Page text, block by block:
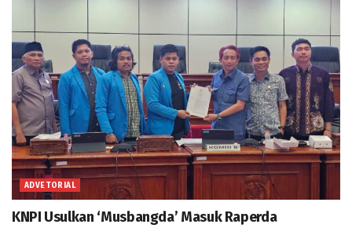
ADVETORIAL
KNPI Usulkan ‘Musbangda’ Masuk Raperda